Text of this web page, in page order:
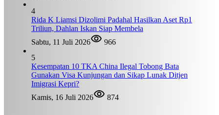
4
Rida K Liamsi Dizolimi Padahal Hasilkan Aset Rp1
Triliun, Dahlan Iskan Siap Membela
Sabtu, 11 Juli 2026
966
5
Kesempatan 10 TKA China Ilegal Tobong Bata
Gunakan Visa Kunjungan dan Sikap Lunak Ditjen
Imigrasi Kepri?
Kamis, 16 Juli 2026
874